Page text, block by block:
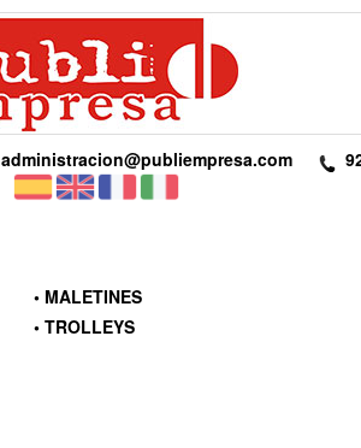
administracion@publiempresa.com
• MALETINES
• TROLLEYS